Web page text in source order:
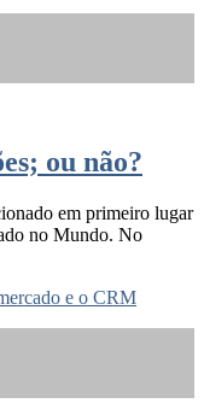
ou não?
em primeiro lugar
no Mundo. No